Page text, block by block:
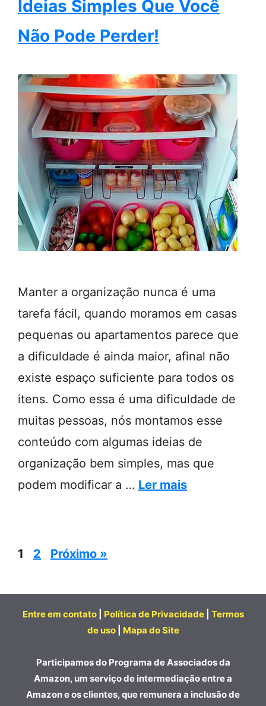
Ideias Simples Que Você
Não Pode Perder!
Manter a organização nunca é uma
tarefa fácil, quando moramos em casas
pequenas ou apartamentos parece que
a dificuldade é ainda maior, afinal não
existe espaço suficiente para todos os
itens. Como essa é uma dificuldade de
muitas pessoas, nós montamos esse
conteúdo com algumas ideias de
organização bem simples, mas que
podem modificar a … Ler mais
Page
1 Page
2 Próximo »
Entre em contato| Política de Privacidade| Termos
de uso| Mapa do Site
Participamos do Programa de Associados da
Amazon, um serviço de intermediação entre a
Amazon e os clientes, que remunera a inclusão de